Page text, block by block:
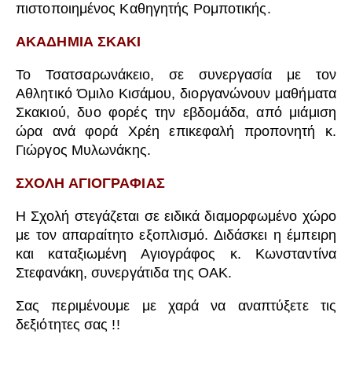
πιστοποιημένος Καθηγητής Ρομποτικής.
ΑΚΑΔΗΜΙΑ ΣΚΑΚΙ
Το Τσατσαρωνάκειο, σε συνεργασία με τον
Αθλητικό Όμιλο Κισάμου, διοργανώνουν μαθήματα
Σκακιού, δυο φορές την εβδομάδα, από μιάμιση
ώρα ανά φορά Χρέη επικεφαλή προπονητή κ.
Γιώργος Μυλωνάκης.
ΣΧΟΛΗ ΑΓΙΟΓΡΑΦΙΑΣ
Η Σχολή στεγάζεται σε ειδικά διαμορφωμένο χώρο
με τον απαραίτητο εξοπλισμό. Διδάσκει η έμπειρη
και καταξιωμένη Αγιογράφος κ. Κωνσταντίνα
Στεφανάκη, συνεργάτιδα της ΟΑΚ.
Σας περιμένουμε με χαρά να αναπτύξετε τις
δεξιότητες σας !!